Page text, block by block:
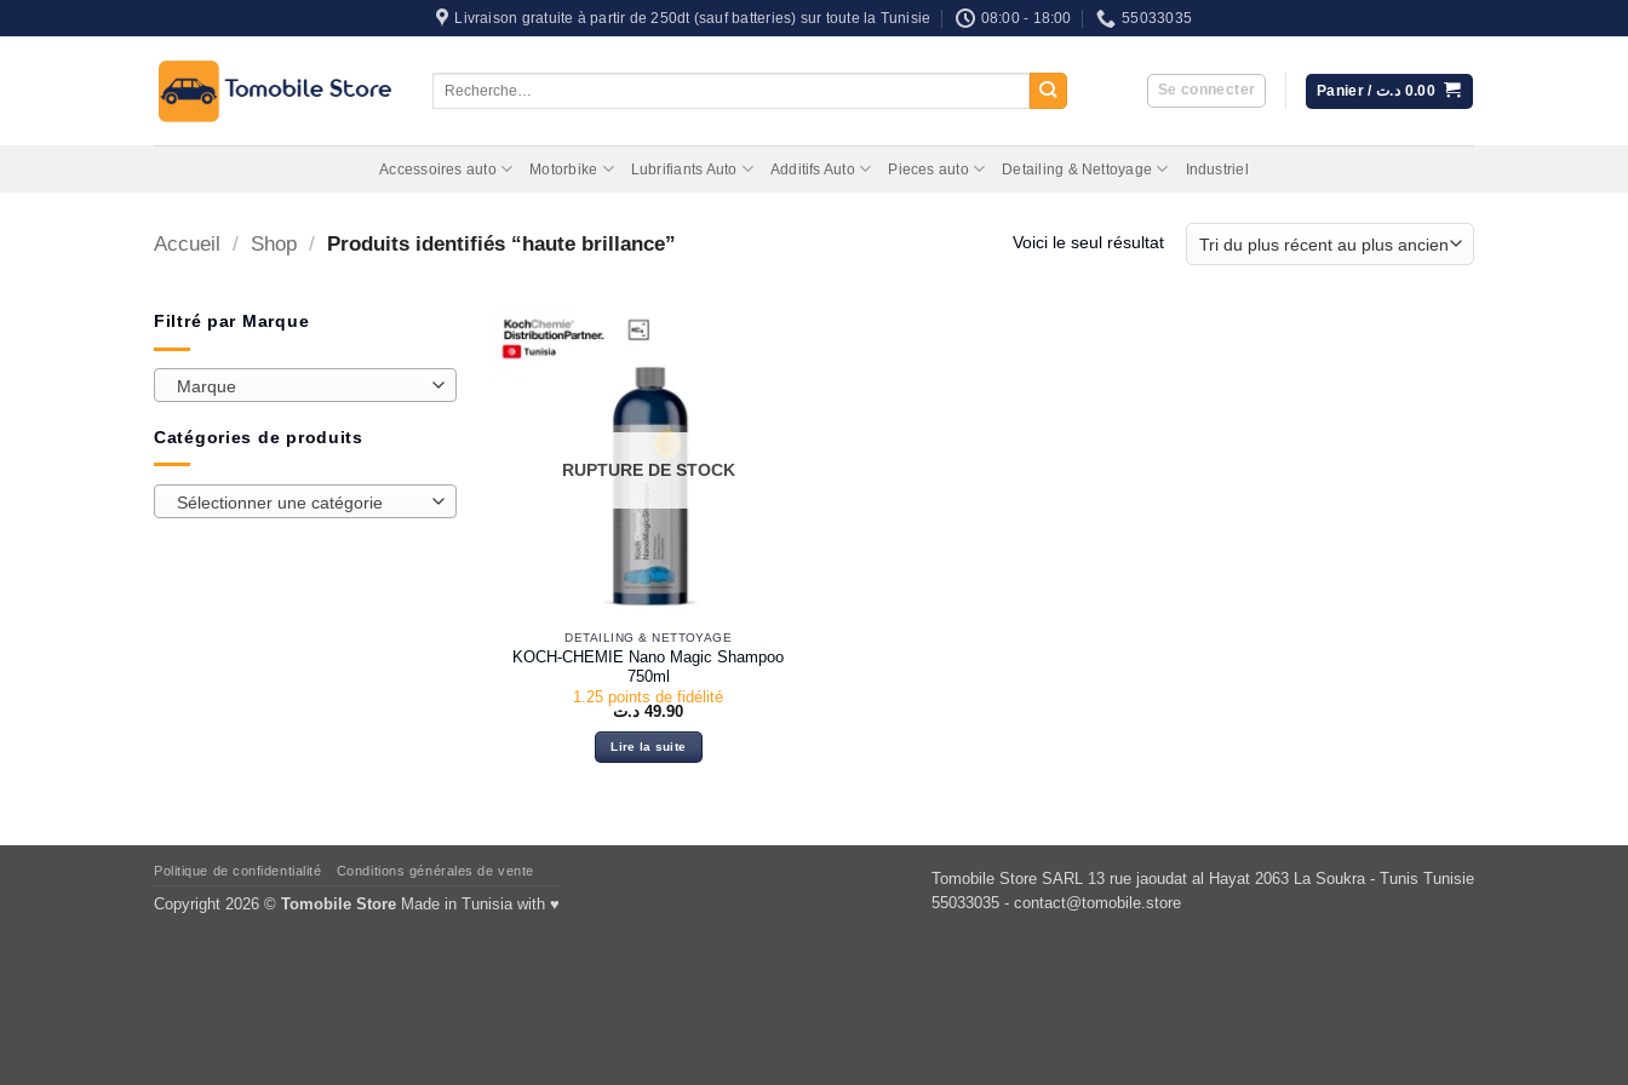
au
Livraison gratuite à partir de 250dt (sauf batteries) sur toute la Tunisie 08:00 - 18:00 55033035
Se connecter Panier / 0.00 د.ت
Accessoires auto Motorbike Lubrifiants Auto Additifs Auto Pieces auto Detailing & Nettoyage Industriel
Accueil / Shop / Produits identifiés “haute brillance” Voici le seul résultat
Filtré par Marque
Marque
Catégories de produits
Sélectionner une catégorie
RUPTURE DE STOCK
DETAILING & NETTOYAGE
KOCH-CHEMIE Nano Magic Shampoo
750ml
1.25 points de fidélité
49.90 د.ت
Lire la suite
Tomobile Store SARL 13 rue jaoudat al Hayat 2063 La Soukra - Tunis Tunisie
55033035 - contact@tomobile.store
Politique de confidentialité Conditions générales de vente
Copyright 2026 © Tomobile Store Made in Tunisia with ♥